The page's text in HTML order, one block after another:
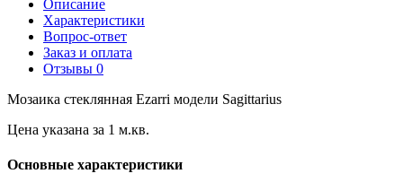
Описание
Характеристики
Вопрос-ответ
Заказ и оплата
Отзывы 0
Мозаика стеклянная Ezarri модели Sagittarius
Цена указана за 1 м.кв.
Основные характеристики